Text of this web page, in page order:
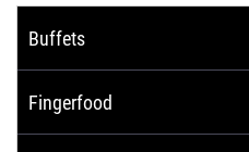
Buffets
Fingerfood